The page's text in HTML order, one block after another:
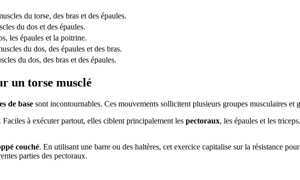
du torse, des bras et des épaules.
du dos et des épaules.
les épaules et la poitrine.
du dos, des épaules et des bras.
du dos, des bras et des épaules.
un torse musclé
de base sont incontournables. Ces mouvements sollicitent plusieurs groupes musculaires et
à exécuter partout, elles ciblent principalement les pectoraux, les épaules et les
couché. En utilisant une barre ou des haltères, cet exercice capitalise sur la résistance
parties des pectoraux.